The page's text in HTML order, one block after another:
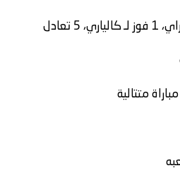
، 1 فوز لـ كالياري، 5 تعادل